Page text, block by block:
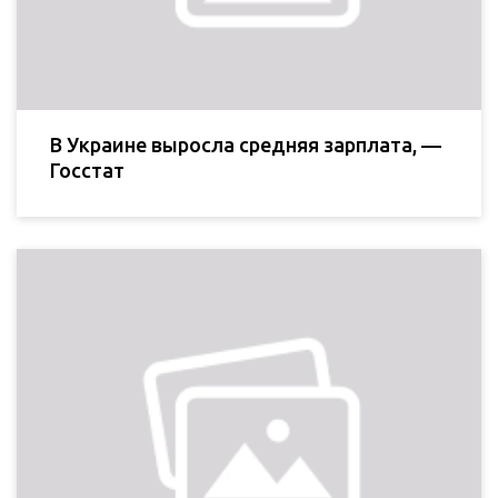
В Украине выросла средняя зарплата, —
Госстат